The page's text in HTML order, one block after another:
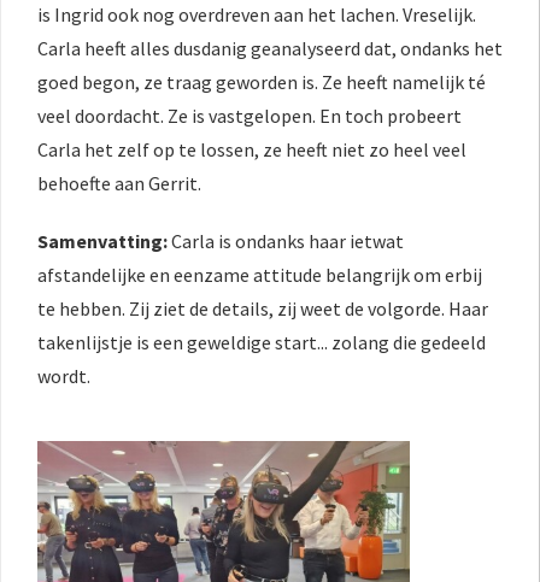
is Ingrid ook nog overdreven aan het lachen. Vreselijk.
Carla heeft alles dusdanig geanalyseerd dat, ondanks het
goed begon, ze traag geworden is. Ze heeft namelijk té
veel doordacht. Ze is vastgelopen. En toch probeert
Carla het zelf op te lossen, ze heeft niet zo heel veel
behoefte aan Gerrit.
Samenvatting:Carla is ondanks haar ietwat
afstandelijke en eenzame attitude belangrijk om erbij
te hebben. Zij ziet de details, zij weet de volgorde. Haar
takenlijstje is een geweldige start... zolang die gedeeld
wordt.